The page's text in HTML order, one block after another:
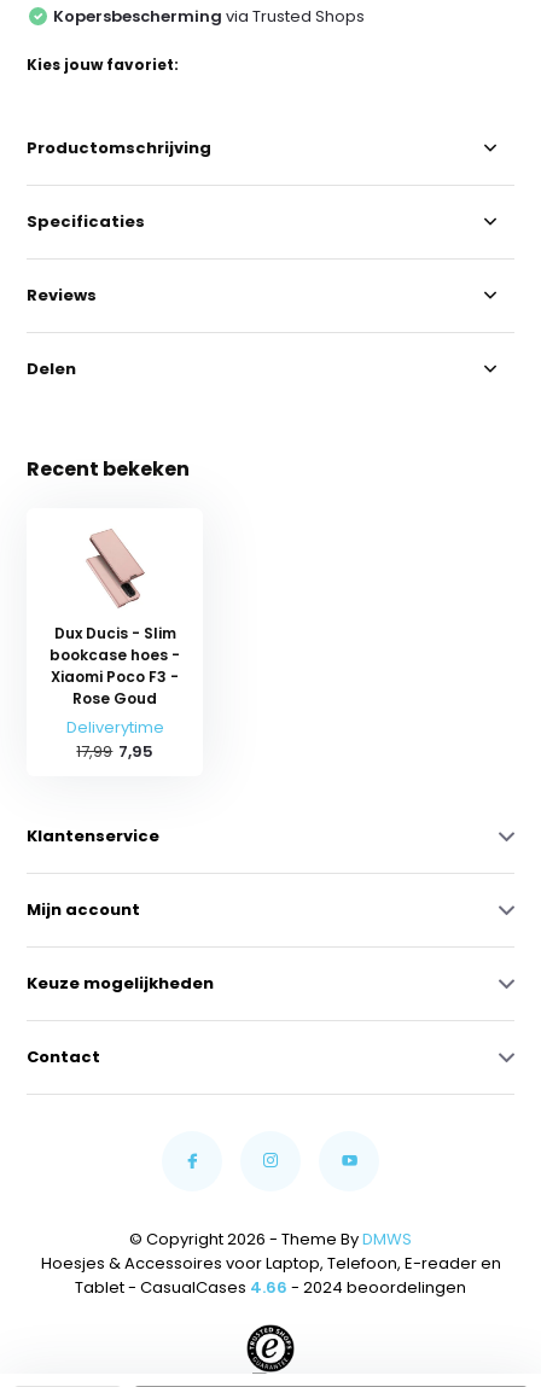
Kopersbescherming via Trusted Shops
Kies jouw favoriet:
Productomschrijving
Specificaties
Reviews
Delen
Recent bekeken
Dux Ducis - Slim
bookcase hoes -
Xiaomi Poco F3 -
Rose Goud
Deliverytime
17,99 7,95
Klantenservice
Mijn account
Keuze mogelijkheden
Contact
© Copyright 2026 - Theme ByDMWS
Hoesjes & Accessoires voor Laptop, Telefoon, E-reader en
Tablet - CasualCases 4.66 - 2024 beoordelingen